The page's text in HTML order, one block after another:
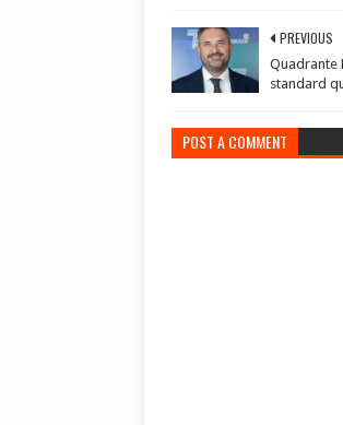
PREVIOUS
Quadrante
standard
POST A COMMENT